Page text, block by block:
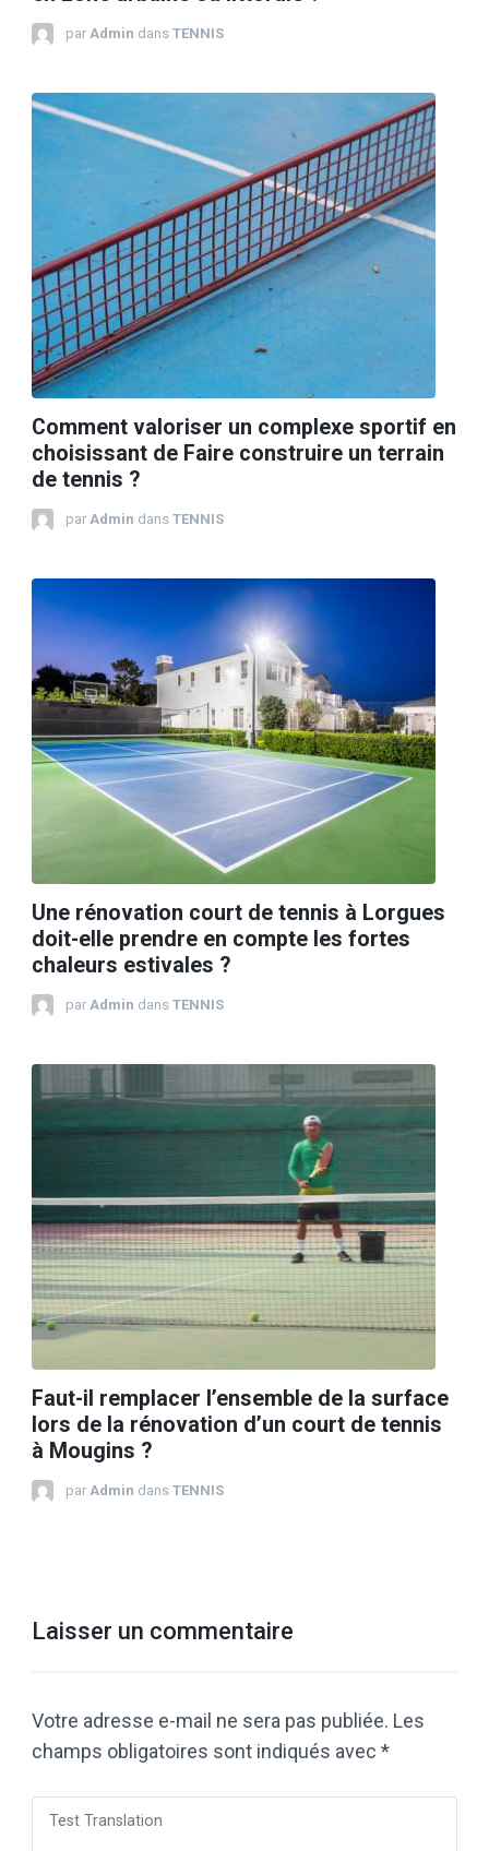
par Admin dans TENNIS
Comment valoriser un complexe sportif en
choisissant de Faire construire un terrain
de tennis ?
par Admin dans TENNIS
Une rénovation court de tennis à Lorgues
doit-elle prendre en compte les fortes
chaleurs estivales ?
par Admin dans TENNIS
Faut-il remplacer l’ensemble de la surface
lors de la rénovation d’un court de tennis
à Mougins ?
par Admin dans TENNIS
Laisser un commentaire
Votre adresse e-mail ne sera pas publiée. Les
champs obligatoires sont indiqués avec *